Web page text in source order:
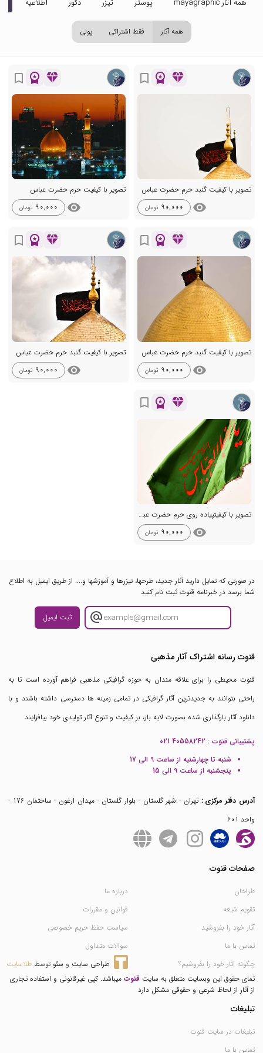
همه آثار mayagraphic پوستر تیزر دکور اطلاعیه
همه آثار فقط اشتراکی پولی
diamond
workspace_premium
bookmark_border
تصویر با کیفیت گنبد حرم حضرت عباس
visibility
90,000 تومان
diamond
workspace_premium
bookmark_border
تصویر با کیفیت حرم حضرت عباس
visibility
90,000 تومان
diamond
workspace_premium
bookmark_border
تصویر با کیفیت گنبد حرم حضرت عباس
visibility
90,000 تومان
diamond
workspace_premium
bookmark_border
تصویر با کیفیت گنبد حرم حضرت عباس
visibility
90,000 تومان
diamond
workspace_premium
bookmark_border
تصویر با کیفیتپیاده روی حرم حضرت عباس
visibility
90,000 تومان
در صورتی که تمایل دارید آثار جدید، طرحها، تیزرها و آموزشها و.... از طریق ایمیل به اطلاع
شما برسد در خبرنامه قنوت ثبت نام کنید
ثبت ایمیل
قنوت رسانه اشتراک آثار مذهبی
قنوت محیطی را برای علاقه مندان به حوزه گرافیکی مذهبی فراهم آورده است تا به
راحتی بتوانند به جدیدترین آثار گرافیکی در تمامی زمینه ها دسترسی داشته باشند و با
دانلود آثار بارگذاری شده بصورت لایه باز، بر کیفیت و تنوع آثار تولیدی خود بیافزایند
پشتیبانی قنوت : 021 40558242
شنبه تا چهارشنبه از ساعت 9 الی 17
پنجشنبه از ساعت 9 الی 15
آدرس دفتر مرکزی :
تهران - شهر گلستان - بلوار گلستان - میدان ارغون - ساختمان 176 -
واحد 601
صفحات قنوت
طراحان
تقویم شیعه
آثار خود را بفروشید
تماس با ما
چگونه آثار خود را بفروشیم؟
درباره ما
قوانین و مقررات
سیاست حفظ حریم خصوصی
سوالات متداول
طراحی سایت و سئو توسط طلاسایت
تمای حقوق این وبسایت متعلق به سایت قنوت میباشد. کپی غیرقانونی و استفاده تجاری
از آثار از لحاظ شرعی و حقوقی مشکل دارد
تبلیغات
تبلیغات در سایت قنوت
تماس با ما